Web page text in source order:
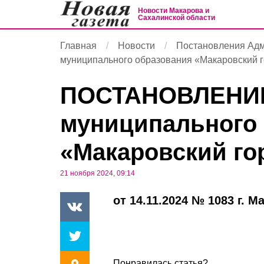
Новости Макарова и
Сахалинской области
Главная Новости
Постановления
муниципального образования «Макаровский
муниципального
«Макаровский
21 ноября 2024, 09:14
от 14.11.2024 № 1083 г.